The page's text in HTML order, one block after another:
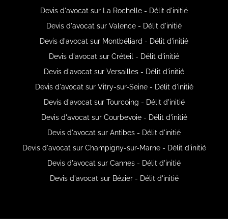
Devis d'avocat sur La Rochelle - Délit d'initié
Devis d'avocat sur Valence - Délit d'initié
Devis d'avocat sur Montbéliard - Délit d'initié
Devis d'avocat sur Créteil - Délit d'initié
Devis d'avocat sur Versailles - Délit d'initié
Devis d'avocat sur Vitry-sur-Seine - Délit d'initié
Devis d'avocat sur Tourcoing - Délit d'initié
Devis d'avocat sur Courbevoie - Délit d'initié
Devis d'avocat sur Antibes - Délit d'initié
Devis d'avocat sur Champigny-sur-Marne - Délit d'initié
Devis d'avocat sur Cannes - Délit d'initié
Devis d'avocat sur Bézier - Délit d'initié